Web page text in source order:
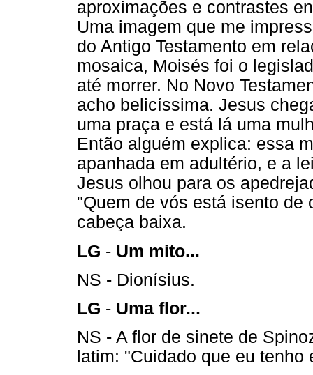
aproximações e contrastes
Uma imagem que me
do Antigo Testamento em
mosaica, Moisés foi o
até morrer. No Novo
acho belicíssima. Jesus
uma praça e está lá uma
Então alguém explica: essa
apanhada em adultério, e a
Jesus olhou para os
"Quem de vós está isento de
cabeça baixa.
LG - Um mito...
NS - Dionísius.
LG - Uma flor...
NS - A flor de sinete de
latim: "Cuidado que eu tenho